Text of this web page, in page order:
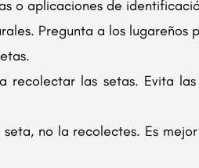
o aplicaciones de
Pregunta a los lugareños
recolectar las setas. Evita
no la recolectes. Es